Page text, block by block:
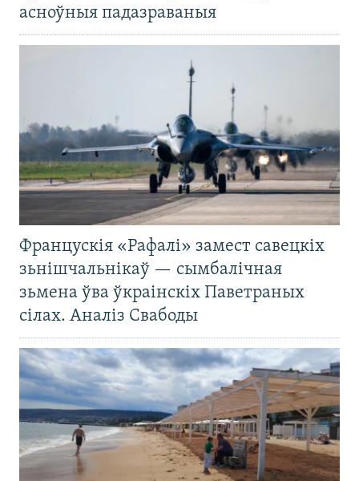
асноўныя падазраваныя
Францускія «Рафалі» замест савецкіх
зьнішчальнікаў — сымбалічная
зьмена ўва ўкраінскіх Паветраных
сілах. Аналіз Свабоды